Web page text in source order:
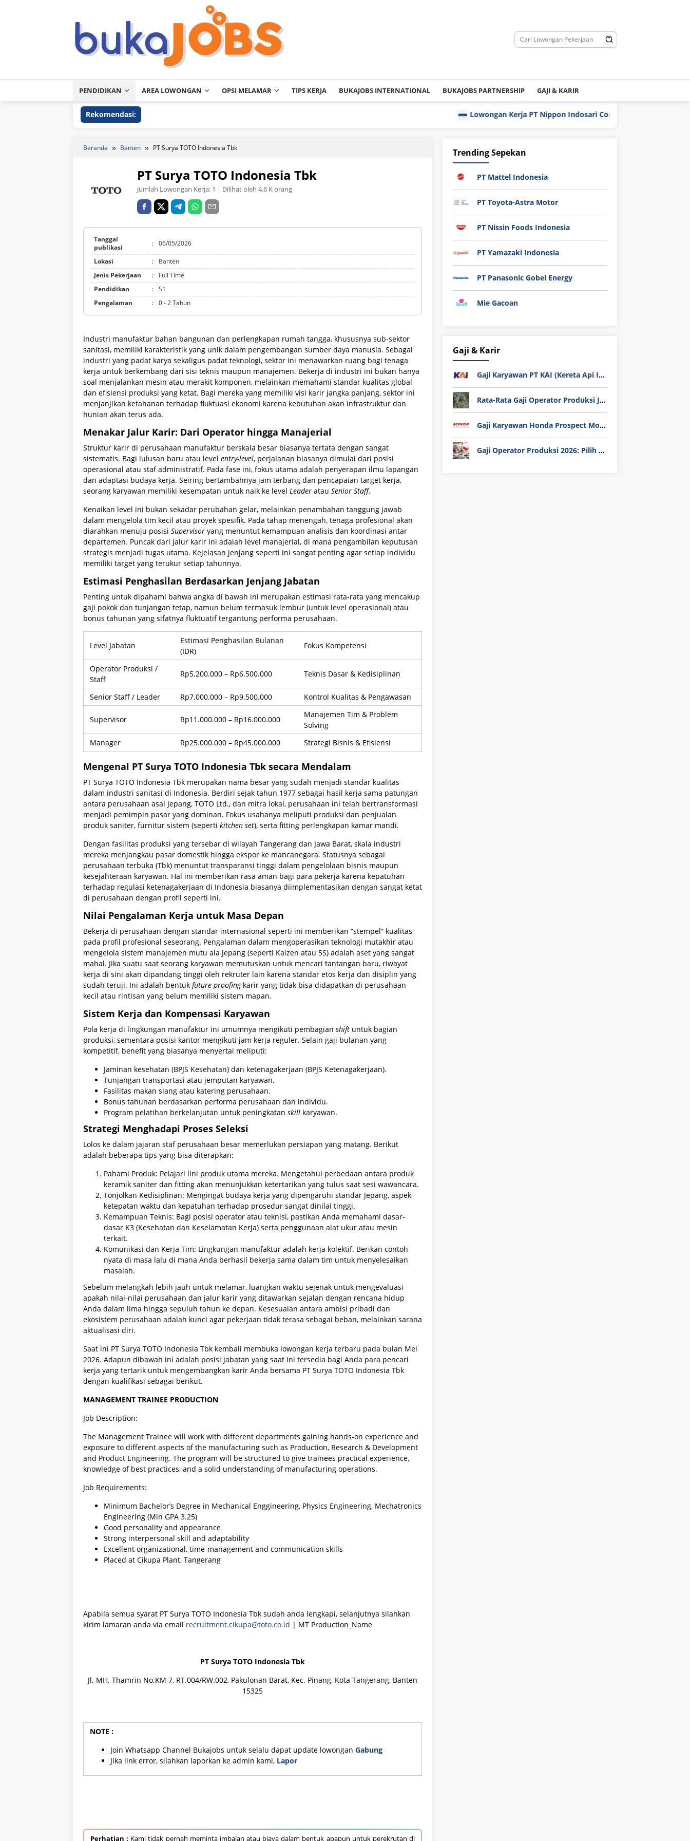
PENDIDIKAN AREA LOWONGAN OPSI MELAMAR TIPS KERJA BUKAJOBS INTERNATIONAL BUKAJOBS PARTNERSHIP GAJI & KARIR
Rekomendasi: Lowongan Kerja PT Nippon Indosari Corpindo Tbk. Bulan Agustus 2026
Beranda Banten PT Surya TOTO Indonesia Tbk
PT Surya TOTO Indonesia Tbk
Jumlah Lowongan Kerja: 1 | Dilihat oleh 4.6 K orang
Tanggal
publikasi
: 06/05/2026
Lokasi :
Banten
Jenis Pekerjaan
:
Full Time
Pendidikan
: S1
Pengalaman
: 0 - 2 Tahun
Industri manufaktur bahan bangunan dan perlengkapan rumah tangga, khususnya sub-sektor
sanitasi, memiliki karakteristik yang unik dalam pengembangan sumber daya manusia. Sebagai
industri yang padat karya sekaligus padat teknologi, sektor ini menawarkan ruang bagi tenaga
kerja untuk berkembang dari sisi teknis maupun manajemen. Bekerja di industri ini bukan hanya
soal menjalankan mesin atau merakit komponen, melainkan memahami standar kualitas global
dan efisiensi produksi yang ketat. Bagi mereka yang memiliki visi karir jangka panjang, sektor ini
menjanjikan ketahanan terhadap fluktuasi ekonomi karena kebutuhan akan infrastruktur dan
hunian akan terus ada.
Menakar Jalur Karir: Dari Operator hingga Manajerial
Struktur karir di perusahaan manufaktur berskala besar biasanya tertata dengan sangat
sistematis. Bagi lulusan baru atau level entry-level, perjalanan biasanya dimulai dari posisi
operasional atau staf administratif. Pada fase ini, fokus utama adalah penyerapan ilmu lapangan
dan adaptasi budaya kerja. Seiring bertambahnya jam terbang dan pencapaian target kerja,
seorang karyawan memiliki kesempatan untuk naik ke level Leader atau Senior Staff.
Kenaikan level ini bukan sekadar perubahan gelar, melainkan penambahan tanggung jawab
dalam mengelola tim kecil atau proyek spesifik. Pada tahap menengah, tenaga profesional akan
diarahkan menuju posisi Supervisor yang menuntut kemampuan analisis dan koordinasi antar
departemen. Puncak dari jalur karir ini adalah level manajerial, di mana pengambilan keputusan
strategis menjadi tugas utama. Kejelasan jenjang seperti ini sangat penting agar setiap individu
memiliki target yang terukur setiap tahunnya.
Estimasi Penghasilan Berdasarkan Jenjang Jabatan
Penting untuk dipahami bahwa angka di bawah ini merupakan estimasi rata-rata yang mencakup
gaji pokok dan tunjangan tetap, namun belum termasuk lembur (untuk level operasional) atau
bonus tahunan yang sifatnya fluktuatif tergantung performa perusahaan.
Level Jabatan
Estimasi Penghasilan Bulanan
(IDR)
Fokus Kompetensi
Operator Produksi /
Staff
Rp5.200.000 – Rp6.500.000 Teknis Dasar & Kedisiplinan
Senior Staff / Leader Rp7.000.000 – Rp9.500.000 Kontrol Kualitas & Pengawasan
Supervisor Rp11.000.000 – Rp16.000.000
Manajemen Tim & Problem
Solving
Manager
Rp25.000.000 – Rp45.000.000 Strategi Bisnis & Efisiensi
Mengenal PT Surya TOTO Indonesia Tbk secara Mendalam
PT Surya TOTO Indonesia Tbk merupakan nama besar yang sudah menjadi standar kualitas
dalam industri sanitasi di Indonesia. Berdiri sejak tahun 1977 sebagai hasil kerja sama patungan
antara perusahaan asal Jepang, TOTO Ltd., dan mitra lokal, perusahaan ini telah bertransformasi
menjadi pemimpin pasar yang dominan. Fokus usahanya meliputi produksi dan penjualan
produk saniter, furnitur sistem (seperti kitchen set), serta fitting perlengkapan kamar mandi.
Dengan fasilitas produksi yang tersebar di wilayah Tangerang dan Jawa Barat, skala industri
mereka menjangkau pasar domestik hingga ekspor ke mancanegara. Statusnya sebagai
perusahaan terbuka (Tbk) menuntut transparansi tinggi dalam pengelolaan bisnis maupun
kesejahteraan karyawan. Hal ini memberikan rasa aman bagi para pekerja karena kepatuhan
terhadap regulasi ketenagakerjaan di Indonesia biasanya diimplementasikan dengan sangat ketat
di perusahaan dengan profil seperti ini.
Nilai Pengalaman Kerja untuk Masa Depan
Bekerja di perusahaan dengan standar internasional seperti ini memberikan “stempel” kualitas
pada profil profesional seseorang. Pengalaman dalam mengoperasikan teknologi mutakhir atau
mengelola sistem manajemen mutu ala Jepang (seperti Kaizen atau 5S) adalah aset yang sangat
mahal. Jika suatu saat seorang karyawan memutuskan untuk mencari tantangan baru, riwayat
kerja di sini akan dipandang tinggi oleh rekruter lain karena standar etos kerja dan disiplin yang
sudah teruji. Ini adalah bentuk future-proofingkarir yang tidak bisa didapatkan di perusahaan
kecil atau rintisan yang belum memiliki sistem mapan.
Sistem Kerja dan Kompensasi Karyawan
Pola kerja di lingkungan manufaktur ini umumnya mengikuti pembagian shift untuk bagian
produksi, sementara posisi kantor mengikuti jam kerja reguler. Selain gaji bulanan yang
kompetitif, benefit yang biasanya menyertai meliputi:
Jaminan kesehatan (BPJS Kesehatan) dan ketenagakerjaan (BPJS Ketenagakerjaan).
Tunjangan transportasi atau jemputan karyawan.
Fasilitas makan siang atau katering perusahaan.
Bonus tahunan berdasarkan performa perusahaan dan individu.
Program pelatihan berkelanjutan untuk peningkatan skill karyawan.
Strategi Menghadapi Proses Seleksi
Lolos ke dalam jajaran staf perusahaan besar memerlukan persiapan yang matang. Berikut
adalah beberapa tips yang bisa diterapkan:
Pahami Produk: Pelajari lini produk utama mereka. Mengetahui perbedaan antara produk
keramik saniter dan fitting akan menunjukkan ketertarikan yang tulus saat sesi wawancara.
Tonjolkan Kedisiplinan: Mengingat budaya kerja yang dipengaruhi standar Jepang, aspek
ketepatan waktu dan kepatuhan terhadap prosedur sangat dinilai tinggi.
Kemampuan Teknis: Bagi posisi operator atau teknisi, pastikan Anda memahami dasar-
dasar K3 (Kesehatan dan Keselamatan Kerja) serta penggunaan alat ukur atau mesin
terkait.
Komunikasi dan Kerja Tim: Lingkungan manufaktur adalah kerja kolektif. Berikan contoh
nyata di masa lalu di mana Anda berhasil bekerja sama dalam tim untuk menyelesaikan
masalah.
Sebelum melangkah lebih jauh untuk melamar, luangkan waktu sejenak untuk mengevaluasi
apakah nilai-nilai perusahaan dan jalur karir yang ditawarkan sejalan dengan rencana hidup
Anda dalam lima hingga sepuluh tahun ke depan. Kesesuaian antara ambisi pribadi dan
ekosistem perusahaan adalah kunci agar pekerjaan tidak terasa sebagai beban, melainkan sarana
aktualisasi diri.
Saat ini PT Surya TOTO Indonesia Tbk kembali membuka lowongan kerja terbaru pada bulan Mei
2026. Adapun dibawah ini adalah posisi jabatan yang saat ini tersedia bagi Anda para pencari
kerja yang tertarik untuk mengembangkan karir Anda bersama PT Surya TOTO Indonesia Tbk
dengan kualifikasi sebagai berikut.
MANAGEMENT TRAINEE PRODUCTION
Job Description:
The Management Trainee will work with different departments gaining hands-on experience and
exposure to different aspects of the manufacturing such as Production, Research & Development
and Product Engineering. The program will be structured to give trainees practical experience,
knowledge of best practices, and a solid understanding of manufacturing operations.
Job Requirements:
Minimum Bachelor’s Degree in Mechanical Enggineering, Physics Engineering, Mechatronics
Engineering (Min GPA 3.25)
Good personality and appearance
Strong interpersonal skill and adaptability
Excellent organizational, time-management and communication skills
Placed at Cikupa Plant, Tangerang
Apabila semua syarat PT Surya TOTO Indonesia Tbk sudah anda lengkapi, selanjutnya silahkan
kirim lamaran anda via email recruitment.cikupa@toto.co.id | MT Production_Name
PT Surya TOTO Indonesia Tbk
Jl. MH. Thamrin No.KM 7, RT.004/RW.002, Pakulonan Barat, Kec. Pinang, Kota Tangerang, Banten
15325
NOTE :
Join Whatsapp Channel Bukajobs untuk selalu dapat update lowongan Gabung
Jika link error, silahkan laporkan ke admin kami, Lapor
Perhatian : Kami tidak pernah meminta imbalan atau biaya dalam bentuk apapun untuk perekrutan di
Trending Sepekan
PT Mattel Indonesia
PT Toyota-Astra Motor
PT Nissin Foods Indonesia
PT Yamazaki Indonesia
PT Panasonic Gobel Energy
Mie Gacoan
Gaji & Karir
Gaji Karyawan PT KAI (Kereta Api Indonesia) Update 2025
Rata-Rata Gaji Operator Produksi Jabodetabek 2025: Bedah Tuntas UMK, Lemburan, dan Realita Hidup Buruh
Gaji Karyawan Honda Prospect Motor Semua Divisi
Gaji Operator Produksi 2026: Pilih PT Astra Honda Motor (AHM) atau Manufaktur di Jepang?